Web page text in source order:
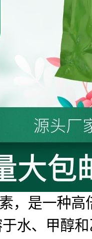
，是一种
水、甲醇